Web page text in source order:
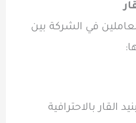
في الشركة بين
القار بالاحترافية